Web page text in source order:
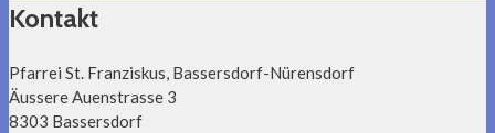
Kontakt
Pfarrei St. Franziskus, Bassersdorf-Nürensdorf
Äussere Auenstrasse 3
8303 Bassersdorf